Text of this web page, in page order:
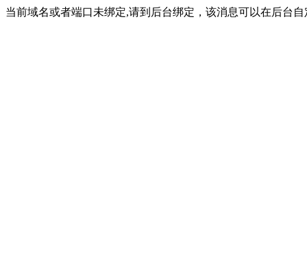
当前域名或者端口未绑定,请到后台绑定，该消息可以在后台自